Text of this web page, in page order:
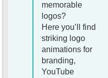
memorable
logos?
Here you’ll find
striking logo
animations for
branding,
YouTube